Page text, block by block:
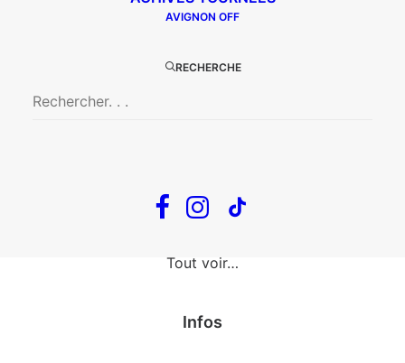
AVIGNON OFF
RECHERCHE
Le goût de la framboise
The Loop
Big Mother
Tout voir…
Infos